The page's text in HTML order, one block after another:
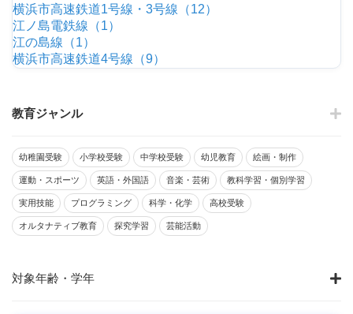
横浜市高速鉄道1号線・3号線（12）
江ノ島電鉄線（1）
江の島線（1）
横浜市高速鉄道4号線（9）
教育ジャンル
幼稚園受験 小学校受験 中学校受験 幼児教育 絵画・制作
運動・スポーツ 英語・外国語 音楽・芸術 教科学習・個別学習
実用技能 プログラミング 科学・化学 高校受験
オルタナティブ教育 探究学習 芸能活動
対象年齢・学年